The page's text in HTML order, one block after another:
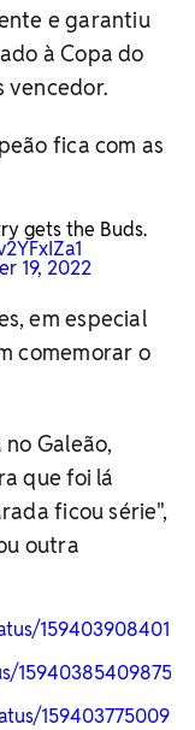
e garantiu
à Copa do
vencedor.
fica com as
gets the Buds.
19, 2022
em especial
comemorar o
Galeão,
que foi lá
ficou série",
outra